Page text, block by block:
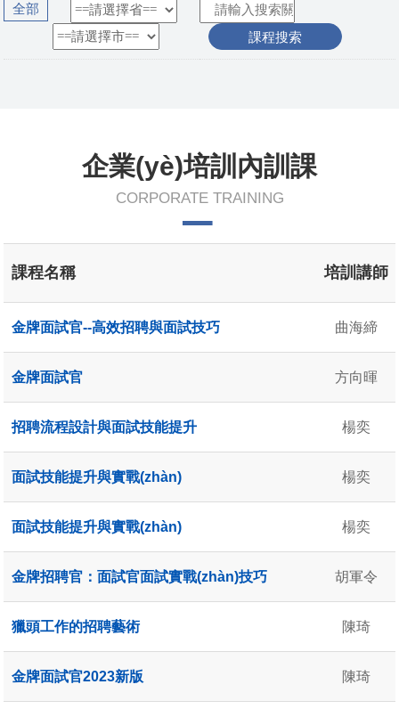
全部
企業(yè)培訓內訓課
CORPORATE TRAINING
課程名稱 培訓講師
金牌面試官--高效招聘與面試技巧 曲海締
金牌面試官 方向暉
招聘流程設計與面試技能提升 楊奕
面試技能提升與實戰(zhàn) 楊奕
面試技能提升與實戰(zhàn) 楊奕
金牌招聘官：面試官面試實戰(zhàn)技巧 胡軍令
獵頭工作的招聘藝術 陳琦
金牌面試官2023新版 陳琦